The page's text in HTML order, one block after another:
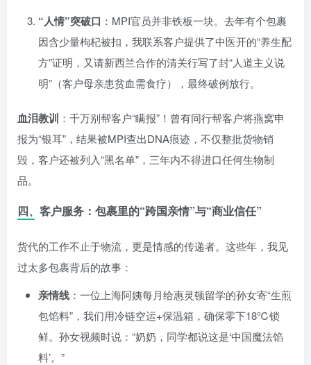
“人情”突破口 ：MPI官员并非铁板一块。去年有个包裹
因含少量枸杞被扣，我联系客户提供了中医开的“养生配
方”证明，又请新西兰合作的清关行写了封“人道主义说
明”（客户母亲患贫血需食疗），最终破例放行。
血泪教训 ：千万别帮客户“瞒报”！曾有同行帮客户将燕窝申
报为“银耳”，结果被MPI查出DNA痕迹，不仅整批货物销
毁，客户还被列入“黑名单”，三年内不得进口任何生物制
品。
四、客户服务：包裹里的“跨国亲情”与“商业信任”
货代的工作不止于物流，更是情感的传递者。这些年，我见
过太多包裹背后的故事：
亲情线 ：一位上海阿姨每月给惠灵顿留学的孙女寄“生煎
包馅料”，我们用冷链空运+保温箱，确保零下18℃锁
鲜。孙女视频时说：“奶奶，同学都说这是‘中国魔法馅
料’。”